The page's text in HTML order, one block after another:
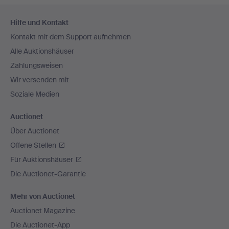
Navigation
Hilfe und Kontakt
Kontakt mit dem Support aufnehmen
Alle Auktionshäuser
Zahlungsweisen
Wir versenden mit
Soziale Medien
Auctionet
Über Auctionet
Offene Stellen
Für Auktionshäuser
Die Auctionet-Garantie
Mehr von Auctionet
Auctionet Magazine
Die Auctionet-App